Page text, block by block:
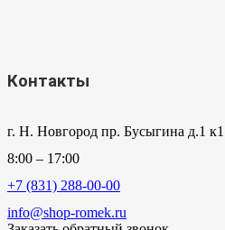
Контакты
г. Н. Новгород пр. Бусыгина д.1 к1
8:00 – 17:00
+7 (831) 288-00-00
info@shop-romek.ru